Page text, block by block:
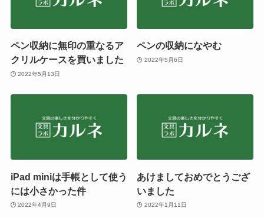
ペン収納に無印の重なるア
クリルケースを買いました
2022年5月13日
ペンの収納になやむ
2022年5月6日
iPad miniは手帳として使う
には小さかった件
2022年4月9日
あけましておめでとうござ
いました
2022年1月11日